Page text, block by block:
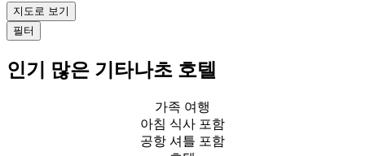
지도로 보기
필터
인기 많은 기타나초 호텔
가족 여행
아침 식사 포함
공항 셔틀 포함